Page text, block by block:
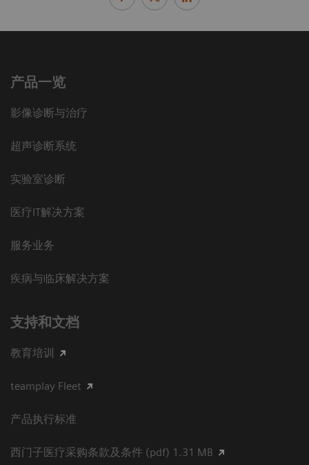
产品一览
影像诊断与治疗
超声诊断系统
实验室诊断
医疗IT解决方案
服务业务
疾病与临床解决方案
支持和文档
教育培训
teamplay Fleet
产品执行标准
西门子医疗采购条款及条件 (pdf) 1.31 MB